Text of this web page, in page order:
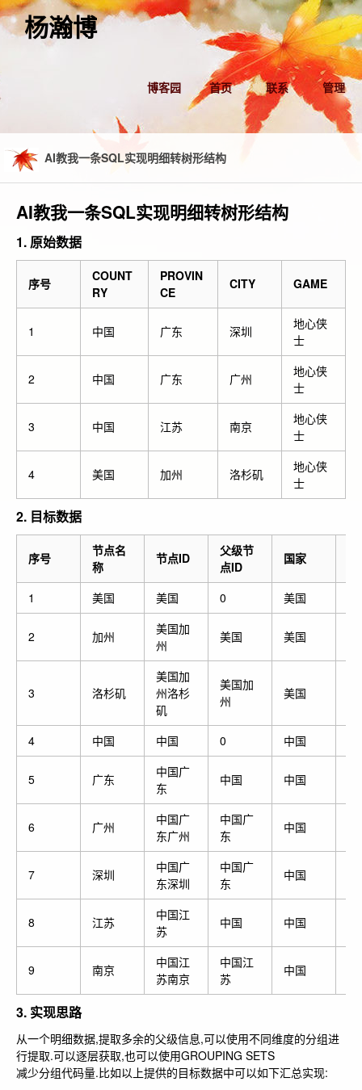
杨瀚博
博客园 首页 联系 管理
AI教我一条SQL实现明细转树形结构
AI教我一条SQL实现明细转树形结构
1. 原始数据
序号
COUNT
RY
PROVIN
CE
CITY GAME
1 中国 广东 深圳
地心侠
士
2 中国 广东 广州
地心侠
士
3 中国 江苏 南京
地心侠
士
4 美国 加州 洛杉矶
地心侠
士
2. 目标数据
序号
节点名
称
节点ID
父级节
点ID
国家
1 美国 美国 0 美国
2 加州
美国加
州
美国 美国
3 洛杉矶
美国加
州洛杉
矶
美国加
州
美国
4 中国 中国 0 中国
5 广东
中国广
东
中国 中国
6 广州
中国广
东广州
中国广
东
中国
7 深圳
中国广
东深圳
中国广
东
中国
8 江苏
中国江
苏
中国 中国
9 南京
中国江
苏南京
中国江
苏
中国
3. 实现思路
从一个明细数据,提取多余的父级信息,可以使用不同维度的分组进
行提取.可以逐层获取,也可以使用GROUPING SETS
减少分组代码量.比如以上提供的目标数据中可以如下汇总实现: